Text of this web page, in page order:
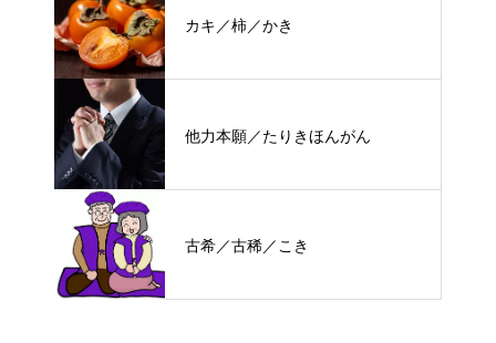
カキ／柿／かき
他力本願／たりきほんがん
古希／古稀／こき